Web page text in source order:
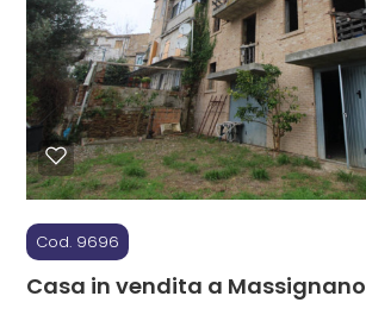
Cod. 9696
Casa in vendita a Massignano
Locali
minimi
Qualsiasi